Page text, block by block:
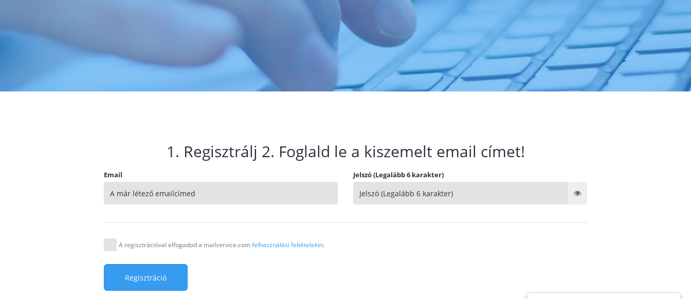
1. Regisztrálj 2. Foglald le a kiszemelt email címet!
Email Jelszó (Legalább 6 karakter)
A regisztrációval elfogadod a mailservice.comfelhasználási feltételeket.
Regisztráció